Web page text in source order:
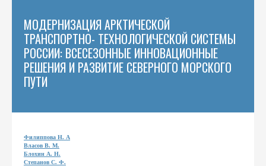
МОДЕРНИЗАЦИЯ АРКТИЧЕСКОЙ
ТРАНСПОРТНО- ТЕХНОЛОГИЧЕСКОЙ СИСТЕМЫ
РОССИИ: ВСЕСЕЗОННЫЕ ИННОВАЦИОННЫЕ
РЕШЕНИЯ И РАЗВИТИЕ СЕВЕРНОГО МОРСКОГО
ПУТИ
Филиппова Н. А
Власов В. М.
Блохин А. Н.
Степанов С. Ф.